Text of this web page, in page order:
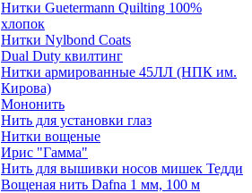
Нитки Guetermann Quilting 100%
хлопок
Нитки Nylbond Coats
Dual Duty квилтинг
Нитки армированные 45ЛЛ (НПК им.
Кирова)
Мононить
Нить для установки глаз
Нитки вощеные
Ирис "Гамма"
Нить для вышивки носов мишек Тедди
Вощеная нить Dafna 1 мм, 100 м